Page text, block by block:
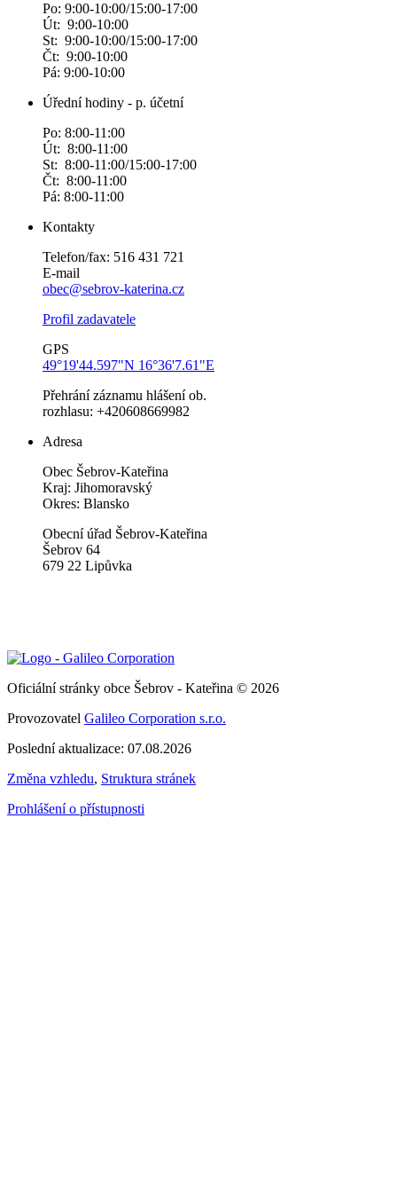
Po: 9:00-10:00/15:00-17:00
Út: 9:00-10:00
St: 9:00-10:00/15:00-17:00
Čt: 9:00-10:00
Pá: 9:00-10:00
Úřední hodiny - p. účetní
Po: 8:00-11:00
Út: 8:00-11:00
St: 8:00-11:00/15:00-17:00
Čt: 8:00-11:00
Pá: 8:00-11:00
Kontakty
Telefon/fax: 516 431 721
E-mail
obec@sebrov-katerina.cz
Profil zadavatele
GPS
49°19'44.597"N 16°36'7.61"E
Přehrání záznamu hlášení ob.
rozhlasu: +420608669982
Adresa
Obec Šebrov-Kateřina
Kraj: Jihomoravský
Okres: Blansko
Obecní úřad Šebrov-Kateřina
Šebrov 64
679 22 Lipůvka
Oficiální stránky obce Šebrov - Kateřina © 2026
Provozovatel Galileo Corporation s.r.o.
Poslední aktualizace: 07.08.2026
Změna vzhledu, Struktura stránek
Prohlášení o přístupnosti